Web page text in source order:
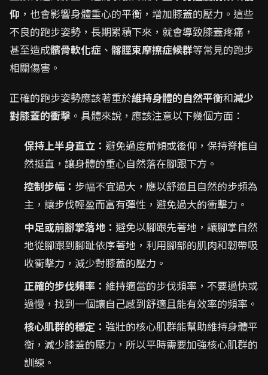
仰 ，也會影響身體重心的平衡，增加膝蓋的壓力。這些
不良的跑步姿勢，長期累積下來，就會導致膝蓋疼痛，
甚至造成髕骨軟化症 、 髂脛束摩擦症候群等常見的跑步
相關傷害。
正確的跑步姿勢應該著重於維持身體的自然平衡和減少
對膝蓋的衝擊 。具體來說，應該注意以下幾個方面：
保持上半身直立： 避免過度前傾或後仰，保持脊椎自
然挺直，讓身體的重心自然落在腳跟下方。
控制步幅： 步幅不宜過大，應以舒適且自然的步頻為
主，讓步伐輕盈而富有彈性，避免過大的衝擊力。
中足或前腳掌落地： 避免以腳跟先著地，讓腳掌自然
地從腳跟到腳趾依序著地，利用腳部的肌肉和韌帶吸
收衝擊力，減少對膝蓋的壓力。
正確的步伐頻率： 維持適當的步伐頻率，不要過快或
過慢，找到一個讓自己感到舒適且能有效率的頻率。
核心肌群的穩定： 強壯的核心肌群能幫助維持身體平
衡，減少膝蓋的壓力，所以平時需要加強核心肌群的
訓練。